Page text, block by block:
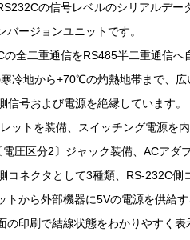
の信号レベルのシリアルデ
バージョンユニットです。
の全二重通信をRS485半二重通信へ
冷地から+70℃の灼熱地帯まで、広
信号および電源を絶縁しています。
レットを装備、スイッチング電源を
電圧区分2〕ジャック装備、ACアダ
コネクタとして3種類、RS-232C
トから外部機器に5Vの電源を供給す
の印刷で結線状態をわかりやすく表